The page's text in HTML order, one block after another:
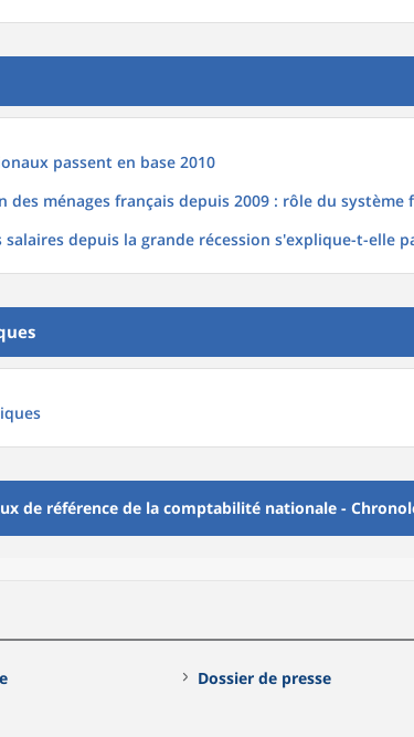
passent en base 2010
des ménages français depuis 2009 : rôle du système
salaires depuis la grande récession s'explique-t-elle
de référence de la comptabilité nationale -
Dossier de presse